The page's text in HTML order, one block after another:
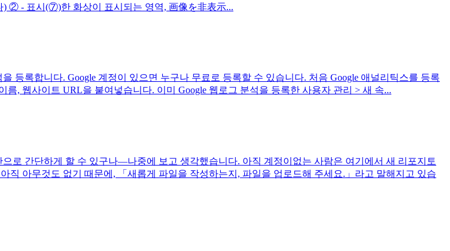
② - 표시(⑦)한 화상이 표시되는 영역, 画像を非表示...
등록합니다. Google 계정이 있으면 누구나 무료로 등록할 수 있습니다. 처음 Google 애널리틱스를 등록
, 웹사이트 URL을 붙여넣습니다. 이미 Google 웹로그 분석을 등록한 사용자 관리 > 새 속...
로 간단하게 할 수 있구나—나중에 보고 생각했습니다. 아직 계정이없는 사람은 여기에서 새 리포지토
직 아무것도 없기 때문에, 「새롭게 파일을 작성하는지, 파일을 업로드해 주세요.」라고 말해지고 있습